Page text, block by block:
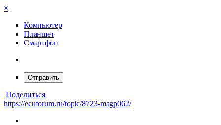
×
Компьютер
Планшет
Смартфон
Отправить
Поделиться
https://ecuforum.ru/topic/8723-magp062/